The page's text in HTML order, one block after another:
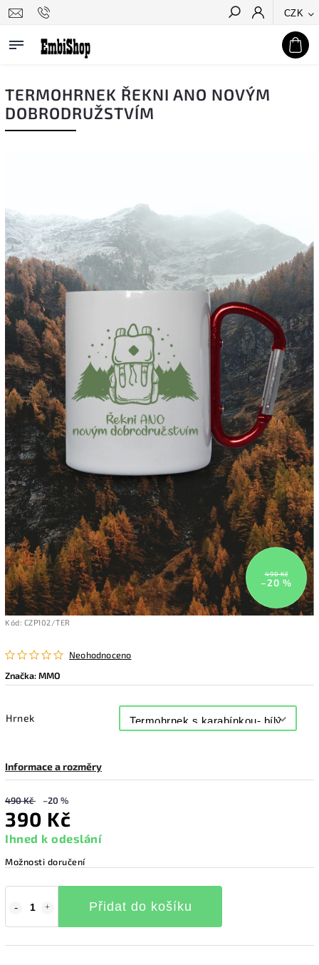
CZK
Hledat
TERMOHRNEK ŘEKNI ANO NOVÝM
DOBRODRUŽSTVÍM
490 Kč
–20 %
Kód: CZP102/TER
Neohodnoceno
Značka:MMO
Hrnek
Informace a rozměry
490 Kč –20 %
390 Kč
Ihned k odeslání
Možnosti doručení
Přidat do košíku